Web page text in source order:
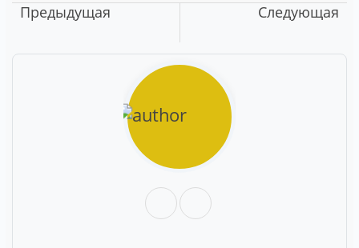
Предыдущая Следующая